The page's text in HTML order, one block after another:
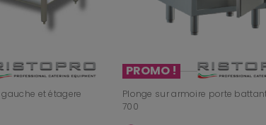
et étagere
PROMO !
Plonge sur armoire porte
700